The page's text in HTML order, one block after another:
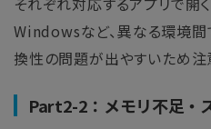
Windowsなど、異なる環境間
換性の問題が出やすいため注
Part2-2：メモリ不足・